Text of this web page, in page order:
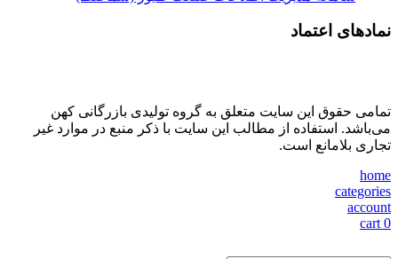
نمادهای اعتماد
تمامی حقوق این سایت متعلق به گروه تولیدی بازرگانی کهن
می‌باشد. استفاده از مطالب این سایت با ذکر منبع در موارد غیر
تجاری بلامانع است.
home
categories
account
0
cart